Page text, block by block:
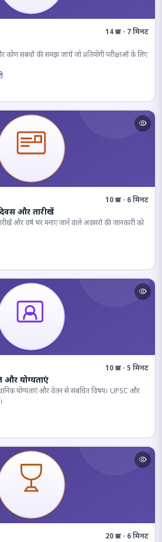
14 प्रश्न · 7 मिनट
संबंधों की समझ जांचें जो प्रतियोगी परीक्षाओं के लिए
10 प्रश्न · 6 मिनट
दिवस और तारीखें
और वर्ष भर मनाए जाने वाले अवसरों की जानकारी को
10 प्रश्न · 5 मिनट
और योग्यताएं
योग्यताएं और वेतन से संबंधित विषय। UPSC और
20 प्रश्न · 6 मिनट